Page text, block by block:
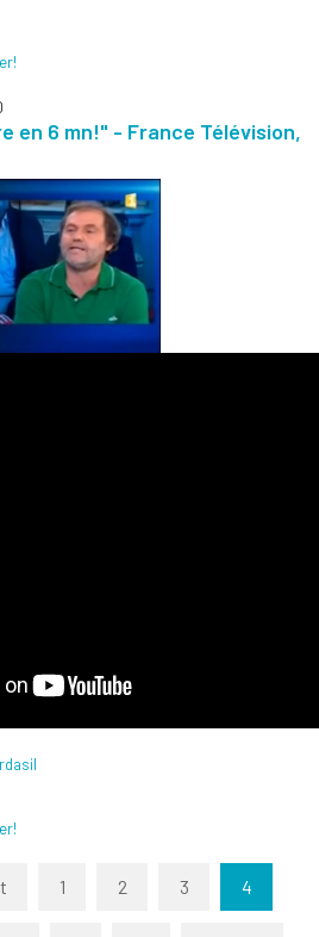
en 6 mn!" - France Télévision,
1 2 3 4